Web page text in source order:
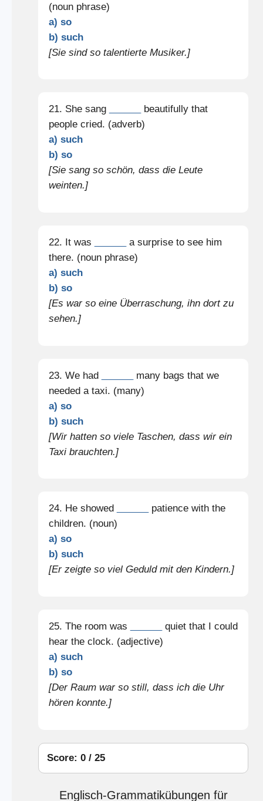
(noun phrase)
a) so
b) such
[Sie sind so talentierte Musiker.]
21. She sang
beautifully that
people cried. (adverb)
a) such
b) so
[Sie sang so schön, dass die Leute
weinten.]
22. It was
a surprise to see him
there. (noun phrase)
a) such
b) so
[Es war so eine Überraschung, ihn dort zu
sehen.]
23. We had
many bags that we
needed a taxi. (many)
a) so
b) such
[Wir hatten so viele Taschen, dass wir ein
Taxi brauchten.]
24. He showed
patience with the
children. (noun)
a) so
b) such
[Er zeigte so viel Geduld mit den Kindern.]
25. The room was
quiet that I could
hear the clock. (adjective)
a) such
b) so
[Der Raum war so still, dass ich die Uhr
hören konnte.]
Score: 0 / 25
Englisch-Grammatikübungen für